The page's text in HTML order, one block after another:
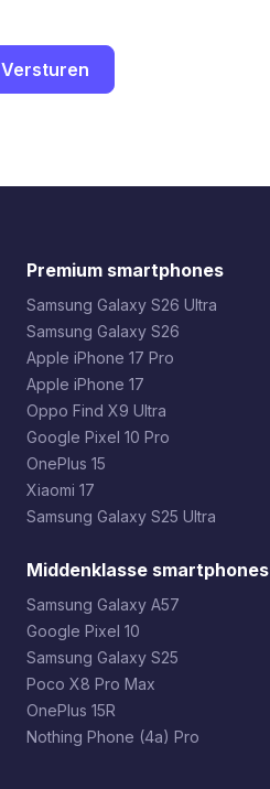
Versturen
Premium smartphones
Samsung Galaxy S26 Ultra
Samsung Galaxy S26
Apple iPhone 17 Pro
Apple iPhone 17
Oppo Find X9 Ultra
Google Pixel 10 Pro
OnePlus 15
Xiaomi 17
Samsung Galaxy S25 Ultra
Middenklasse smartphones
Samsung Galaxy A57
Google Pixel 10
Samsung Galaxy S25
Poco X8 Pro Max
OnePlus 15R
Nothing Phone (4a) Pro